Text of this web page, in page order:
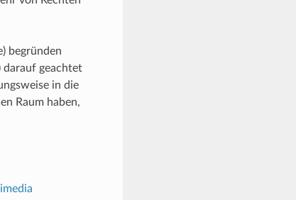
begründen
darauf geachtet
in die
Raum haben,